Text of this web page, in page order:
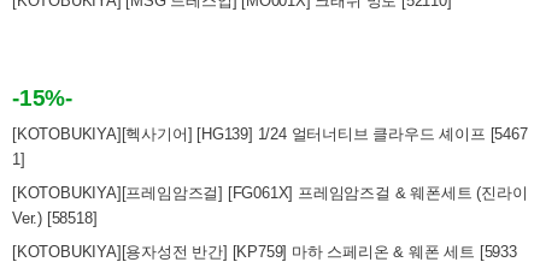
-15%-
[KOTOBUKIYA][헥사기어] [HG139] 1/24 얼터너티브 클라우드 셰이프 [5467
1]
[KOTOBUKIYA][프레임암즈걸] [FG061X] 프레임암즈걸 & 웨폰세트 (진라이
Ver.) [58518]
[KOTOBUKIYA][용자성전 반간] [KP759] 마하 스페리온 & 웨폰 세트 [5933